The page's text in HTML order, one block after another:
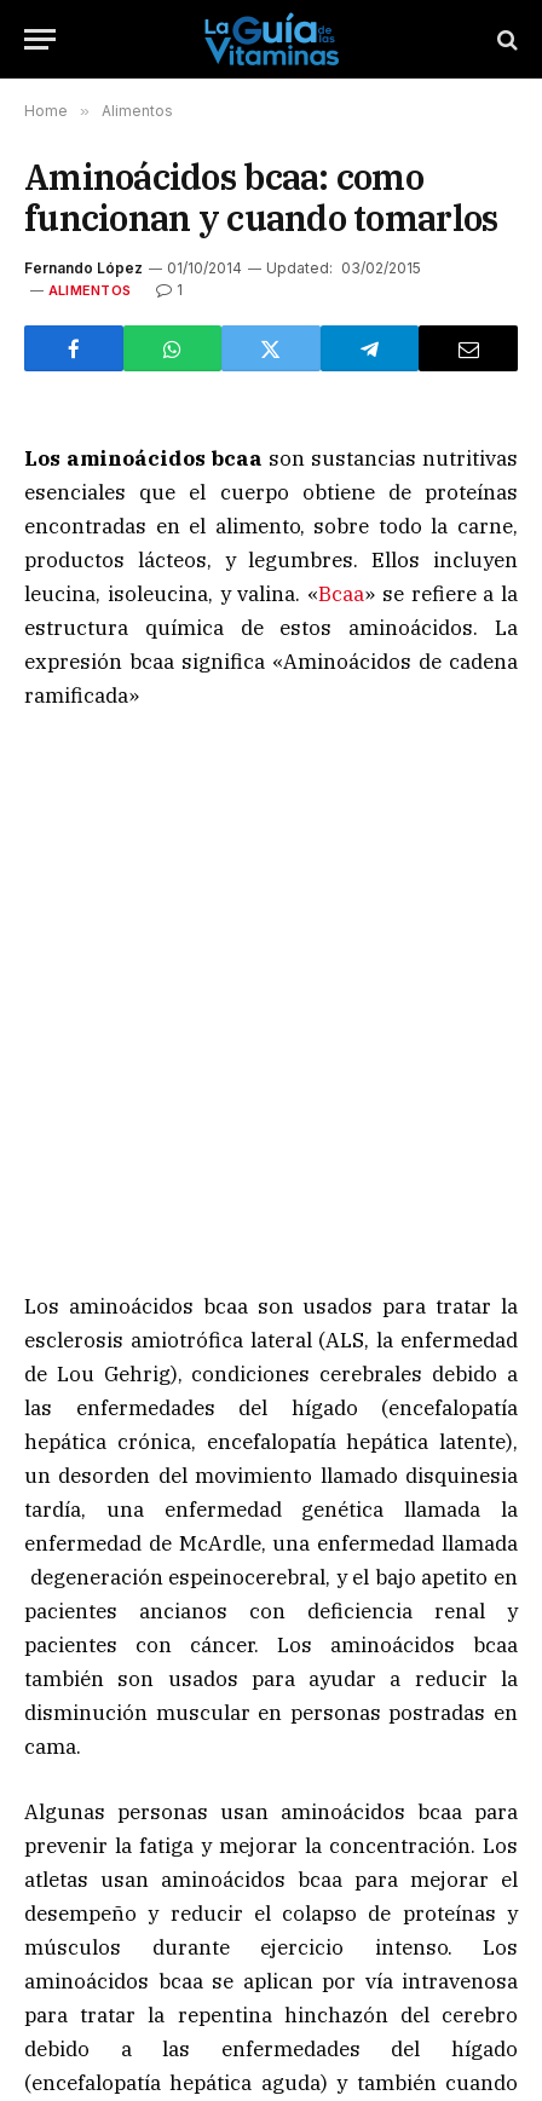
Home » Alimentos
Aminoácidos bcaa: como
funcionan y cuando tomarlos
Fernando López 01/10/2014 Updated: 03/02/2015
ALIMENTOS 1
Los aminoácidos bcaa son sustancias nutritivas
esenciales que el cuerpo obtiene de proteínas
encontradas en el alimento, sobre todo la carne,
productos lácteos, y legumbres. Ellos incluyen
leucina, isoleucina, y valina. «Bcaa» se refiere a la
estructura química de estos aminoácidos. La
expresión bcaa significa «Aminoácidos de cadena
ramificada»
Los aminoácidos bcaa son usados para tratar la
esclerosis amiotrófica lateral (ALS, la enfermedad
de Lou Gehrig), condiciones cerebrales debido a
las enfermedades del hígado (encefalopatía
hepática crónica, encefalopatía hepática latente),
un desorden del movimiento llamado disquinesia
tardía, una enfermedad genética llamada la
enfermedad de McArdle, una enfermedad llamada
degeneración espeinocerebral, y el bajo apetito en
pacientes ancianos con deficiencia renal y
pacientes con cáncer. Los aminoácidos bcaa
también son usados para ayudar a reducir la
disminución muscular en personas postradas en
cama.
Algunas personas usan aminoácidos bcaa para
prevenir la fatiga y mejorar la concentración. Los
atletas usan aminoácidos bcaa para mejorar el
desempeño y reducir el colapso de proteínas y
músculos durante ejercicio intenso. Los
aminoácidos bcaa se aplican por vía intravenosa
para tratar la repentina hinchazón del cerebro
debido a las enfermedades del hígado
(encefalopatía hepática aguda) y también cuando